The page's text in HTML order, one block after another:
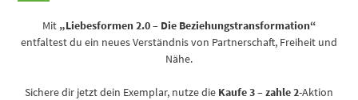
Mit „Liebesformen 2.0 – Die Beziehungstransformation“
entfaltest du ein neues Verständnis von Partnerschaft, Freiheit und
Nähe.
Sichere dir jetzt dein Exemplar, nutze die Kaufe 3 – zahle 2-Aktion